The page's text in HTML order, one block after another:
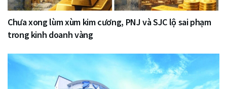
Chưa xong lùm xùm kim cương, PNJ và SJC lộ sai phạm
trong kinh doanh vàng